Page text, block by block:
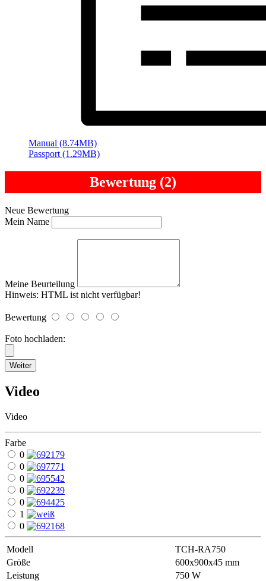
Manual (8.74MB)
Passport (1.29MB)
Bewertung (2)
Neue Bewertung
Mein Name
Meine Beurteilung
Hinweis: HTML ist nicht verfügbar!
Bewertung
Foto hochladen:
Weiter
Video
Video
Farbe
0
0
0
0
0
1
0
Modell
TCH-RA750
Größe
600х900х45 mm
Leistung
750 W